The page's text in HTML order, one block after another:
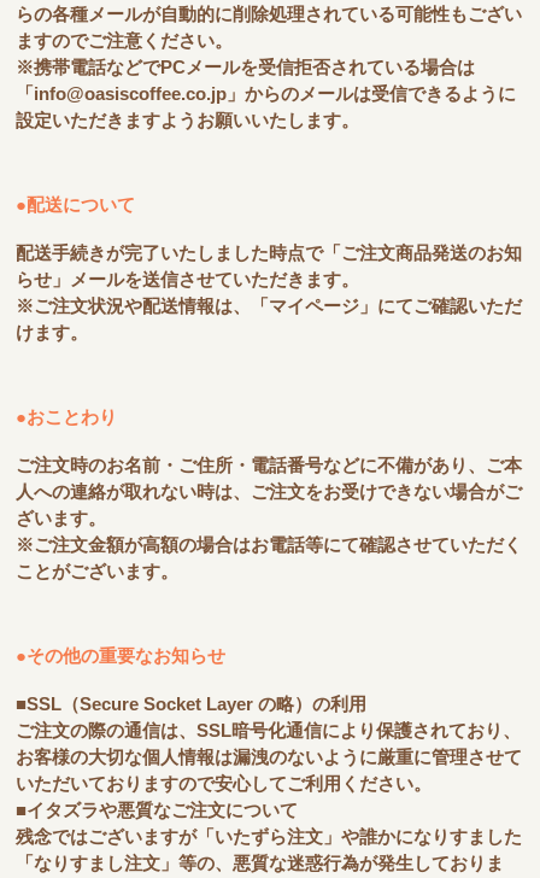
らの各種メールが自動的に削除処理されている可能性もござい
ますのでご注意ください。
※携帯電話などでPCメールを受信拒否されている場合は
「info@oasiscoffee.co.jp」からのメールは受信できるように
設定いただきますようお願いいたします。
●配送について
配送手続きが完了いたしました時点で「ご注文商品発送のお知
らせ」メールを送信させていただきます。
※ご注文状況や配送情報は、「マイページ」にてご確認いただ
けます。
●おことわり
ご注文時のお名前・ご住所・電話番号などに不備があり、ご本
人への連絡が取れない時は、ご注文をお受けできない場合がご
ざいます。
※ご注文金額が高額の場合はお電話等にて確認させていただく
ことがございます。
●その他の重要なお知らせ
■SSL（Secure Socket Layer の略）の利用
ご注文の際の通信は、SSL暗号化通信により保護されており、
お客様の大切な個人情報は漏洩のないように厳重に管理させて
いただいておりますので安心してご利用ください。
■イタズラや悪質なご注文について
残念ではございますが「いたずら注文」や誰かになりすました
「なりすまし注文」等の、悪質な迷惑行為が発生しておりま